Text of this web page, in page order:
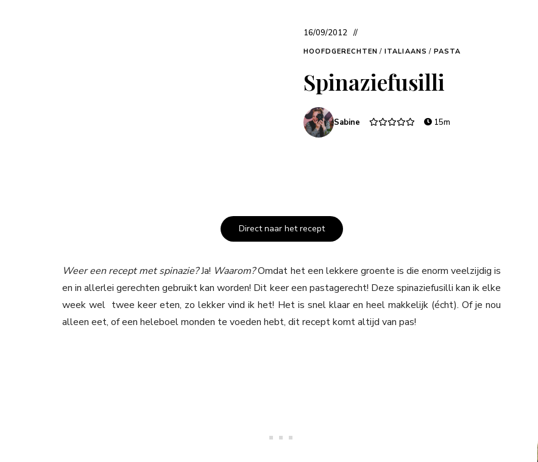
16/09/2012
HOOFDGERECHTEN / ITALIAANS / PASTA
Spinaziefusilli
Sabine 15m
Direct naar het recept
Weer een recept met spinazie?Ja! Waarom?Omdat het een lekkere groente is die enorm veelzijdig is
en in allerlei gerechten gebruikt kan worden! Dit keer een pastagerecht! Deze spinaziefusilli kan ik elke
week wel twee keer eten, zo lekker vind ik het! Het is snel klaar en heel makkelijk (écht). Of je nou
alleen eet, of een heleboel monden te voeden hebt, dit recept komt altijd van pas!